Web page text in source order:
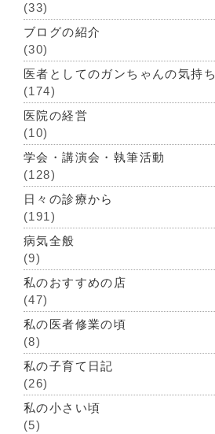
(33)
ブログの紹介
(30)
医者としてのガンちゃんの気持ち
(174)
医院の経営
(10)
学会・講演会・執筆活動
(128)
日々の診療から
(191)
病気全般
(9)
私のおすすめの店
(47)
私の医者修業の頃
(8)
私の子育て日記
(26)
私の小さい頃
(5)